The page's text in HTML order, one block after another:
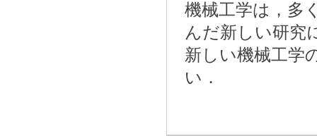
機械工学は，多
んだ新しい研究
新しい機械工学
い．